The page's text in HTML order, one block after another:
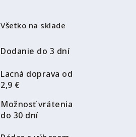
Všetko na sklade
Dodanie do 3 dní
Lacná doprava od
2,9 €
Možnosť vrátenia
do 30 dní